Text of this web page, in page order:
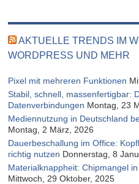
AKTUELLE TRENDS IM
WORDPRESS UND MEHR
Pixel mit mehreren Funktionen
Stabil, schnell, massenfertigbar:
Datenverbindungen Montag, 23
Mediennutzung in Deutschland
Montag, 2 März, 2026
Dauerbeschallung im Office:
richtig nutzen Donnerstag, 8
Materialknappheit: Chipmangel
Mittwoch, 29 Oktober, 2025